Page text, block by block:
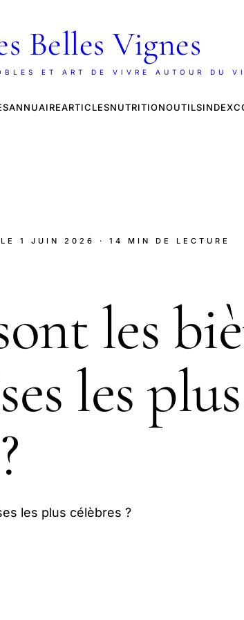
Belles Vignes
ET ART DE VIVRE AUTOUR DU
ANNUAIREARTICLESNUTRITIONOUTILSINDEX
1 JUIN 2026 · 14 MIN DE LECTURE
les
les plus
les plus célèbres ?